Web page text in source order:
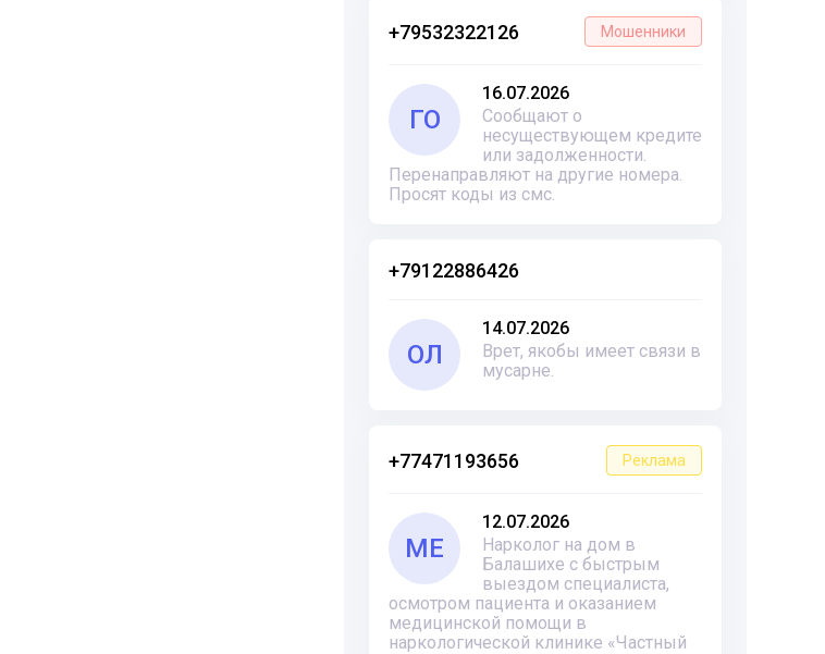
+79532322126 Мошенники
ГО
16.07.2026
Сообщают о
несуществующем кредите
или задолженности.
Перенаправляют на другие номера.
Просят коды из смс.
+79122886426
ОЛ
14.07.2026
Врет, якобы имеет связи в
мусарне.
+77471193656 Реклама
ME
12.07.2026
Нарколог на дом в
Балашихе с быстрым
выездом специалиста,
осмотром пациента и оказанием
медицинской помощи в
наркологической клинике «Частный